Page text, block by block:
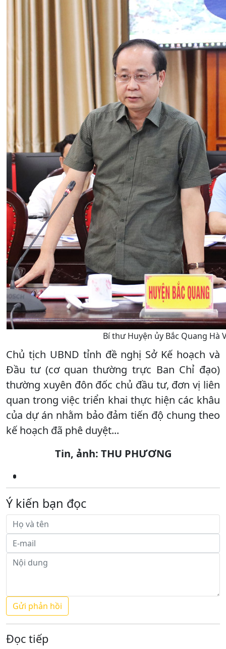
Bí thư Huyện ủy Bắc Quang
Chủ tịch UBND tỉnh đề nghị Sở Kế hoạch và
Đầu tư (cơ quan thường trực Ban Chỉ đạo)
thường xuyên đôn đốc chủ đầu tư, đơn vị liên
quan trong việc triển khai thực hiện các khâu
của dự án nhằm bảo đảm tiến độ chung theo
kế hoạch đã phê duyệt...
Tin, ảnh: THU PHƯƠNG
Ý kiến bạn đọc
Đọc tiếp